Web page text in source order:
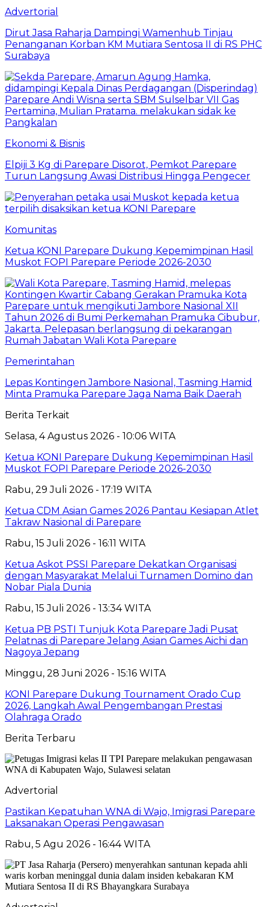
Advertorial
Dirut Jasa Raharja Dampingi Wamenhub Tinjau
Penanganan Korban KM Mutiara Sentosa II di RS PHC
Surabaya
Ekonomi & Bisnis
Elpiji 3 Kg di Parepare Disorot, Pemkot Parepare
Turun Langsung Awasi Distribusi Hingga Pengecer
Komunitas
Ketua KONI Parepare Dukung Kepemimpinan Hasil
Muskot FOPI Parepare Periode 2026-2030
Pemerintahan
Lepas Kontingen Jambore Nasional, Tasming Hamid
Minta Pramuka Parepare Jaga Nama Baik Daerah
Berita Terkait
Selasa, 4 Agustus 2026 - 10:06 WITA
Ketua KONI Parepare Dukung Kepemimpinan Hasil
Muskot FOPI Parepare Periode 2026-2030
Rabu, 29 Juli 2026 - 17:19 WITA
Ketua CDM Asian Games 2026 Pantau Kesiapan Atlet
Takraw Nasional di Parepare
Rabu, 15 Juli 2026 - 16:11 WITA
Ketua Askot PSSI Parepare Dekatkan Organisasi
dengan Masyarakat Melalui Turnamen Domino dan
Nobar Piala Dunia
Rabu, 15 Juli 2026 - 13:34 WITA
Ketua PB PSTI Tunjuk Kota Parepare Jadi Pusat
Pelatnas di Parepare Jelang Asian Games Aichi dan
Nagoya Jepang
Minggu, 28 Juni 2026 - 15:16 WITA
KONI Parepare Dukung Tournament Orado Cup
2026, Langkah Awal Pengembangan Prestasi
Olahraga Orado
Berita Terbaru
Advertorial
Pastikan Kepatuhan WNA di Wajo, Imigrasi Parepare
Laksanakan Operasi Pengawasan
Rabu, 5 Agu 2026 - 16:44 WITA